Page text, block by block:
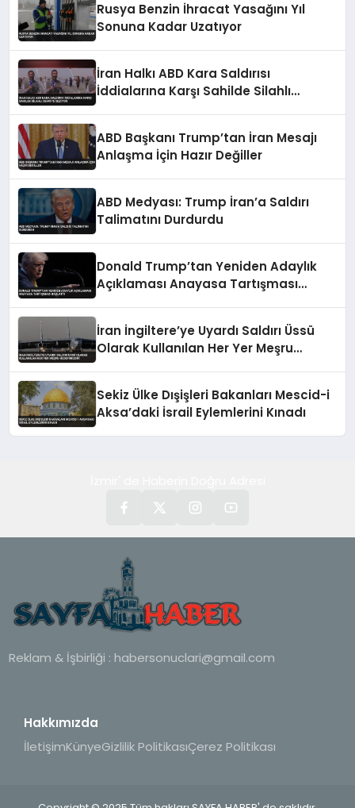
Rusya Benzin İhracat Yasağını Yıl
Sonuna Kadar Uzatıyor
İran Halkı ABD Kara Saldırısı
İddialarına Karşı Sahilde Silahlı
ABD Başkanı Trump’tan İran Mesajı
Anlaşma İçin Hazır Değiller
ABD Medyası: Trump İran’a Saldırı
Talimatını Durdurdu
Donald Trump’tan Yeniden Adaylık
Açıklaması Anayasa Tartışması
İran İngiltere’ye Uyardı Saldırı Üssü
Olarak Kullanılan Her Yer Meşru
Sekiz Ülke Dışişleri Bakanları Mescid-i
Aksa’daki İsrail Eylemlerini Kınadı
Reklam & İşbirliği : habersonuclari@gmail.com
Hakkımızda
İletişimKünyeGizlilik PolitikasıÇerez Politikası